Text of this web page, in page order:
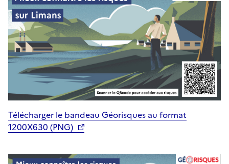
Télécharger le bandeau Géorisques au format
1200X630 (PNG)